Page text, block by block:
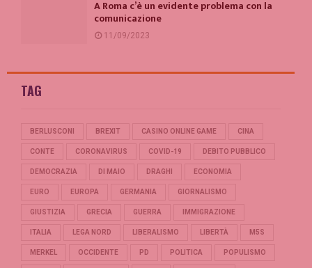
A Roma c’è un evidente problema con la
comunicazione
11/09/2023
TAG
BERLUSCONI BREXIT CASINO ONLINE GAME CINA
CONTE CORONAVIRUS COVID-19 DEBITO PUBBLICO
DEMOCRAZIA DI MAIO DRAGHI ECONOMIA
EURO EUROPA GERMANIA GIORNALISMO
GIUSTIZIA GRECIA GUERRA IMMIGRAZIONE
ITALIA LEGA NORD LIBERALISMO LIBERTÀ M5S
MERKEL OCCIDENTE PD POLITICA POPULISMO